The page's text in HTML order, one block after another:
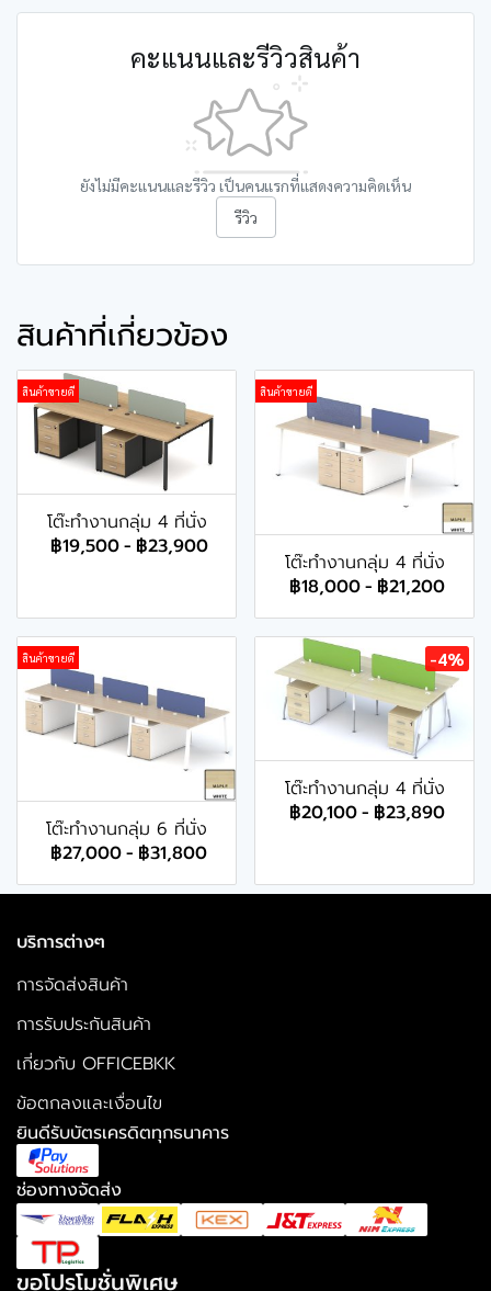
คะแนนและรีวิวสินค้า
ยังไม่มีคะแนนและรีวิว เป็นคนแรกที่แสดงความคิดเห็น
รีวิว
สินค้าที่เกี่ยวข้อง
สินค้าขายดี
โต๊ะทำงานกลุ่ม 4 ที่นั่ง
฿19,500- ฿23,900
สินค้าขายดี
โต๊ะทำงานกลุ่ม 4 ที่นั่ง
฿18,000- ฿21,200
สินค้าขายดี
โต๊ะทำงานกลุ่ม 6 ที่นั่ง
฿27,000- ฿31,800
-4%
โต๊ะทำงานกลุ่ม 4 ที่นั่ง
฿20,100- ฿23,890
บริการต่างๆ
การจัดส่งสินค้า
การรับประกันสินค้า
เกี่ยวกับ OFFICEBKK
ข้อตกลงและเงื่อนไข
ยินดีรับบัตรเครดิตทุกธนาคาร
ช่องทางจัดส่ง
ขอโปรโมชั่นพิเศษ